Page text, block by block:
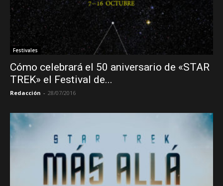
Festivales
Cómo celebrará el 50 aniversario de «STAR
TREK» el Festival de...
Redacción - 28/07/2016